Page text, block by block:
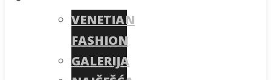
VENETIAN
FASHION
GALERIJA